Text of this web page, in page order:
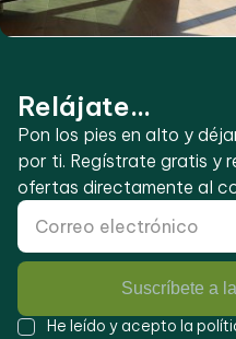
Relájate...
Pon los pies en alto y
por ti. Regístrate gratis y
ofertas directamente al
Suscríbete a
He leído y acepto la